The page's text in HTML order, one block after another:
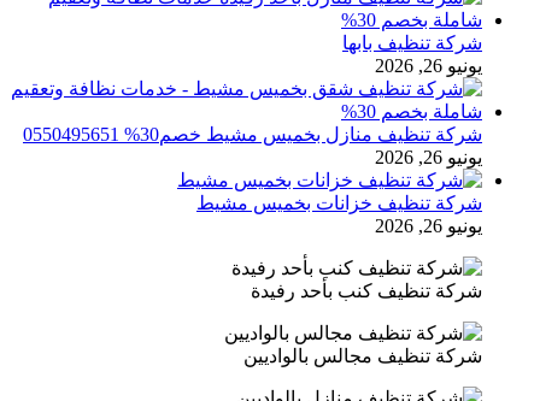
شركة تنظيف بابها
يونيو 26, 2026
شركة تنظيف منازل بخميس مشيط خصم30% 0550495651
يونيو 26, 2026
شركة تنظيف خزانات بخميس مشيط
يونيو 26, 2026
شركة تنظيف كنب بأحد رفيدة
شركة تنظيف مجالس بالواديين